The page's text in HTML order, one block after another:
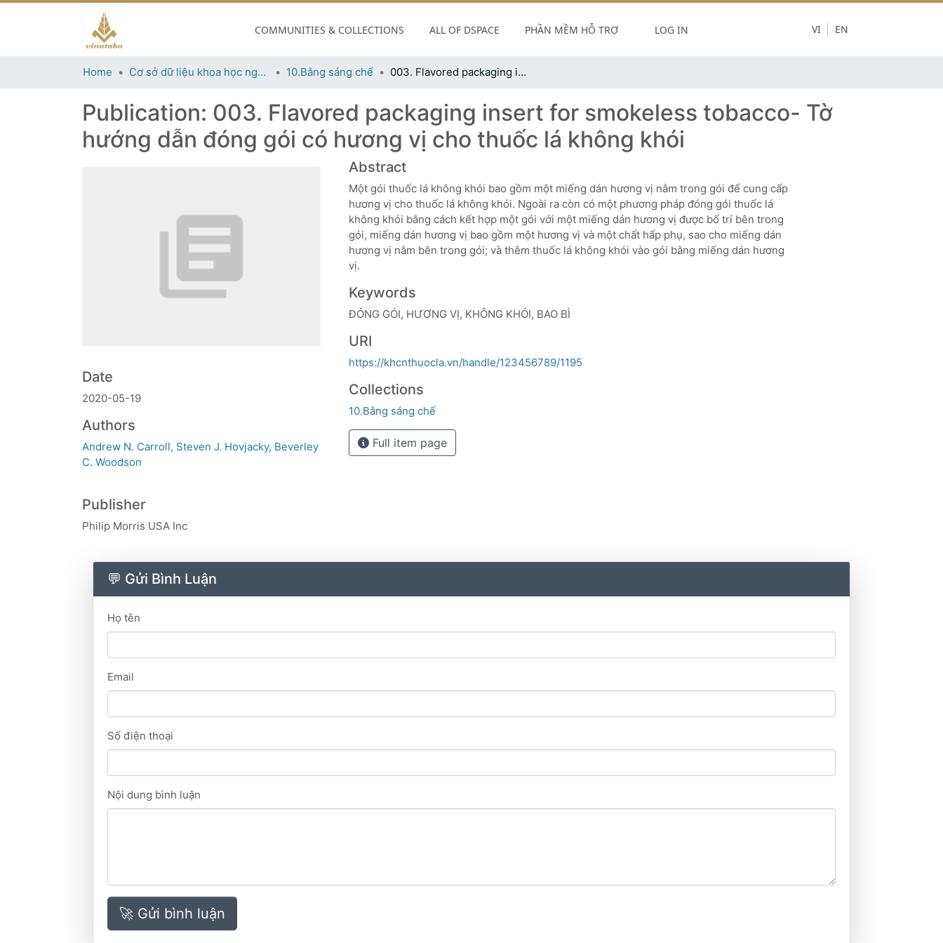
COMMUNITIES & COLLECTIONS ALL OF DSPACE PHẦN MỀM HỖ TRỢ LOG IN EN
VI
Home Cơ sở dữ liệu khoa học ngành thuốc lá 10.Bằng sáng chế 003. Flavored packaging insert for smokeless tobacco- Tờ hướng dẫn đóng gói có hương vị cho thuốc lá không khói
Publication: 003. Flavored packaging insert for smokeless tobacco- Tờ
hướng dẫn đóng gói có hương vị cho thuốc lá không khói
Date
2020-05-19
Authors
Andrew N. Carroll, Steven J. Hovjacky, Beverley
C. Woodson
Publisher
Philip Morris USA Inc
Abstract
Một gói thuốc lá không khói bao gồm một miếng dán hương vị nằm trong gói để cung cấp
hương vị cho thuốc lá không khói. Ngoài ra còn có một phương pháp đóng gói thuốc lá
không khói bằng cách kết hợp một gói với một miếng dán hương vị được bố trí bên trong
gói, miếng dán hương vị bao gồm một hương vị và một chất hấp phụ, sao cho miếng dán
hương vị nằm bên trong gói; và thêm thuốc lá không khói vào gói bằng miếng dán hương
vị.
Keywords
ĐÓNG GÓI, HƯƠNG VỊ, KHÔNG KHÓI, BAO BÌ
URI
https://khcnthuocla.vn/handle/123456789/1195
Collections
10.Bằng sáng chế
Full item page
💬 Gửi Bình Luận
Họ tên
Email
Số điện thoại
Nội dung bình luận
🚀 Gửi bình luận